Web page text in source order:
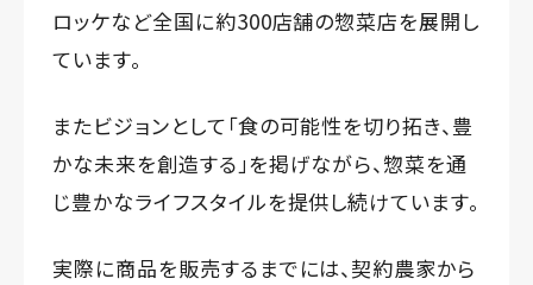
ロッケなど全国に約300店舗の惣菜店を展開し
ています。
またビジョンとして「食の可能性を切り拓き、豊
かな未来を創造する」を掲げながら、惣菜を通
じ豊かなライフスタイルを提供し続けています。
実際に商品を販売するまでには、契約農家から